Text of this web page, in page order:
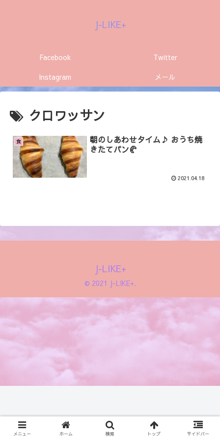
J-LIKE+
Facebook
Twitter
Instagram
メール
クロワッサン
食
朝のしあわせタイム♪ おうち焼
きたてパン🥐
2021.04.18
J-LIKE+
© 2021 J-LIKE+.
メニュー ホーム 検索 トップ サイドバー